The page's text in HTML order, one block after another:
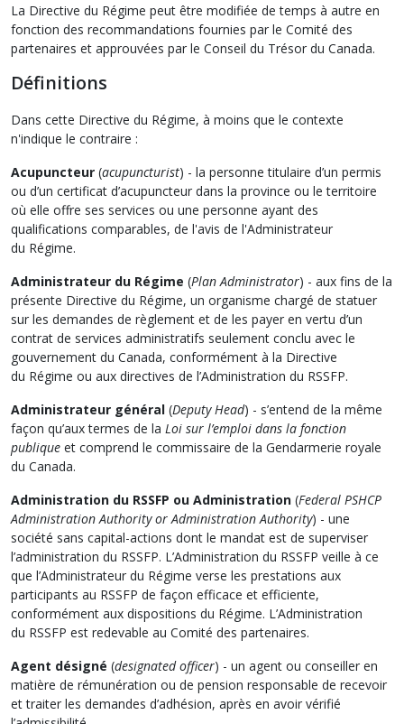
La Directive du Régime peut être modifiée de temps à autre en
fonction des recommandations fournies par le Comité des
partenaires et approuvées par le Conseil du Trésor du Canada.
Définitions
Dans cette Directive du Régime, à moins que le contexte
n'indique le contraire :
Acupuncteur (acupuncturist) - la personne titulaire d’un permis
ou d’un certificat d’acupuncteur dans la province ou le territoire
où elle offre ses services ou une personne ayant des
qualifications comparables, de l'avis de l'Administrateur
du Régime.
Administrateur du Régime (Plan Administrator) - aux fins de la
présente Directive du Régime, un organisme chargé de statuer
sur les demandes de règlement et de les payer en vertu d’un
contrat de services administratifs seulement conclu avec le
gouvernement du Canada, conformément à la Directive
du Régime ou aux directives de l’Administration du RSSFP.
Administrateur général (Deputy Head) - s’entend de la même
façon qu’aux termes de la Loi sur l’emploi dans la fonction
publique et comprend le commissaire de la Gendarmerie royale
du Canada.
Administration du RSSFP ou Administration (Federal PSHCP
Administration Authority or Administration Authority) - une
société sans capital-actions dont le mandat est de superviser
l’administration du RSSFP. L’Administration du RSSFP veille à ce
que l’Administrateur du Régime verse les prestations aux
participants au RSSFP de façon efficace et efficiente,
conformément aux dispositions du Régime. L’Administration
du RSSFP est redevable au Comité des partenaires.
Agent désigné (designated officer) - un agent ou conseiller en
matière de rémunération ou de pension responsable de recevoir
et traiter les demandes d’adhésion, après en avoir vérifié